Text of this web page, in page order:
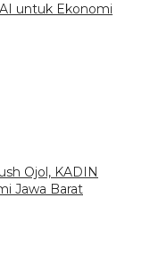
untuk Ekonomi
Ojol, KADIN
Jawa Barat